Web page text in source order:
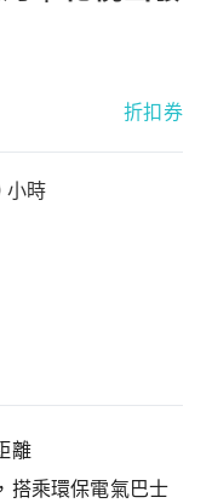
折扣券
小時
離
搭乘環保電氣巴士